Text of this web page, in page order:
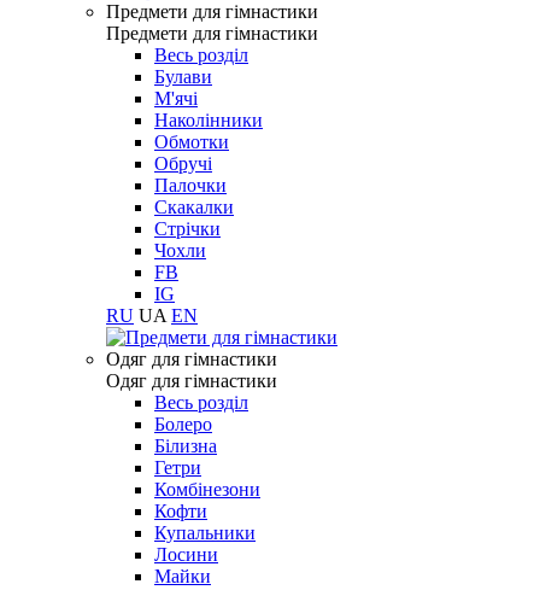
Предмети для гімнастики
Предмети для гімнастики
Весь розділ
Булави
М'ячі
Наколінники
Обмотки
Обручі
Палочки
Скакалки
Стрічки
Чохли
FB
IG
RU UA EN
Одяг для гімнастики
Одяг для гімнастики
Весь розділ
Болеро
Білизна
Гетри
Комбінезони
Кофти
Купальники
Лосини
Майки